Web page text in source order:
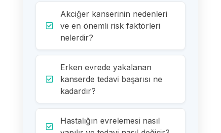
Akciğer kanserinin nedenleri
ve en önemli risk faktörleri
nelerdir?
Erken evrede yakalanan
kanserde tedavi başarısı ne
kadardır?
Hastalığın evrelemesi nasıl